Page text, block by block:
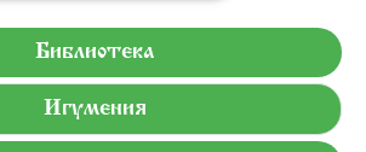
Библиотека
Игумения